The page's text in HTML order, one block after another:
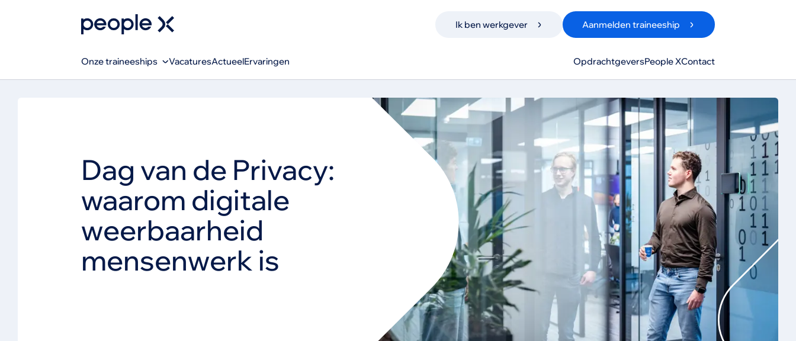
Ik ben werkgever Aanmelden traineeship
Onze traineeships VacaturesActueelErvaringen OpdrachtgeversPeople XContact
Dag van de Privacy:
waarom digitale
weerbaarheid
mensenwerk is